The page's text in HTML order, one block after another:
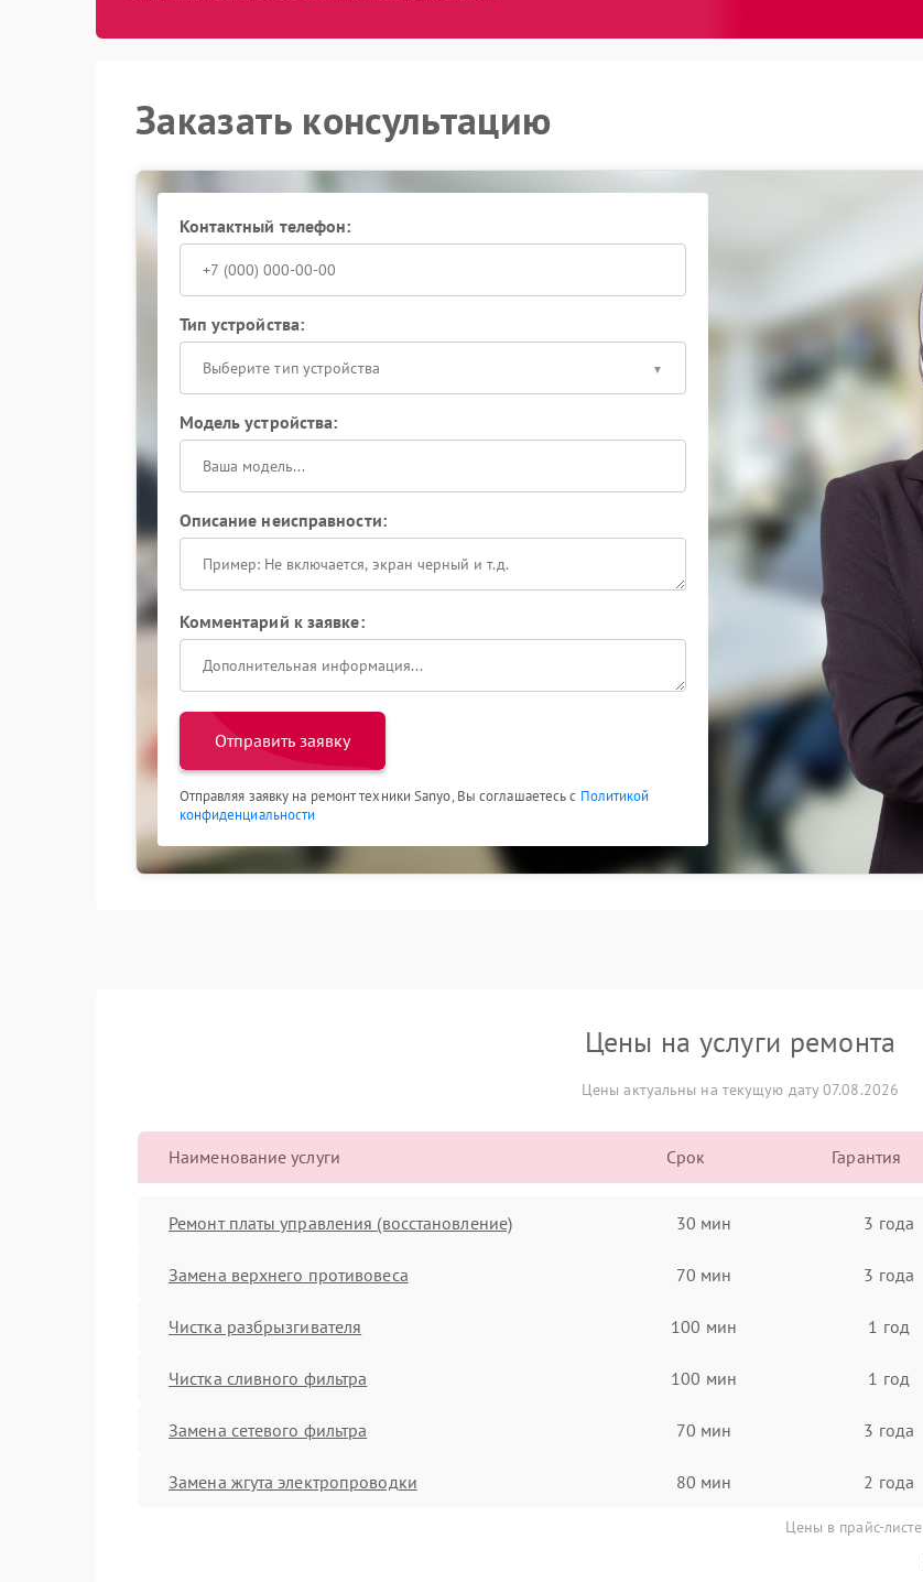
Заказать консультацию
Контактный телефон:
Тип устройства:
Выберите тип устройства
Модель устройства:
Описание неисправности:
Комментарий к заявке:
Отправить заявку
Отправляя заявку на ремонт техники Sanyo, Вы соглашаетесь с Политикой
конфиденциальности
Цены на услуги ремонта
Цены актуальны на текущую дату 07.08.2026
Наименование услуги Срок Гарантия
Ремонт платы управления (восстановление) 30 мин 3 года
Замена верхнего противовеса 70 мин 3 года
Чистка разбрызгивателя 100 мин 1 год
Чистка сливного фильтра 100 мин 1 год
Замена сетевого фильтра 70 мин 3 года
Замена жгута электропроводки 80 мин 2 года
Цены в прайс-